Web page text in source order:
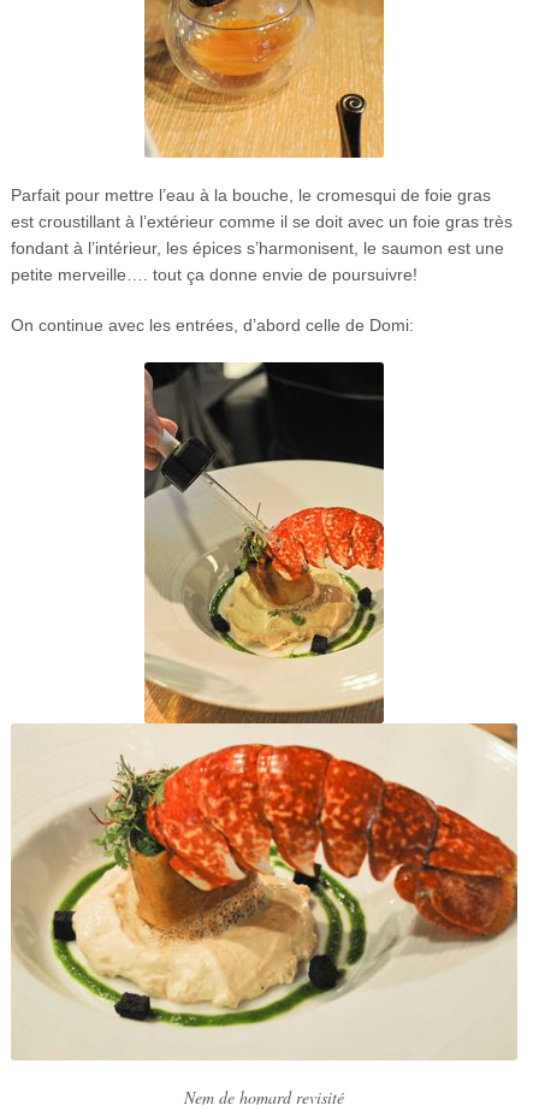
Parfait pour mettre l’eau à la bouche, le cromesqui de foie gras
est croustillant à l’extérieur comme il se doit avec un foie gras très
fondant à l’intérieur, les épices s’harmonisent, le saumon est une
petite merveille…. tout ça donne envie de poursuivre!
On continue avec les entrées, d’abord celle de Domi:
Nem de homard revisité